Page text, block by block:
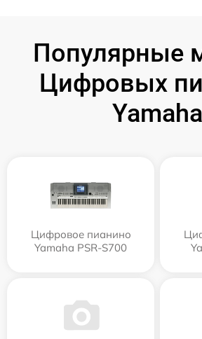
Популярные
Цифровых
Yamaha
Цифровое пианино
Yamaha PSR-S700